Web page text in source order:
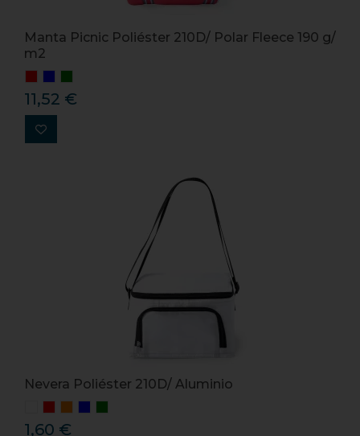
Manta Picnic Poliéster 210D/ Polar Fleece 190 g/
m2
11,52 €
Nevera Poliéster 210D/ Aluminio
1,60 €